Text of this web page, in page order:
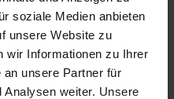
soziale Medien anbieten
unsere Website zu
wir Informationen zu Ihrer
an unsere Partner für
Analysen weiter. Unsere